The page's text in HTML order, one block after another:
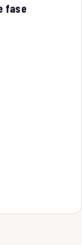
fase